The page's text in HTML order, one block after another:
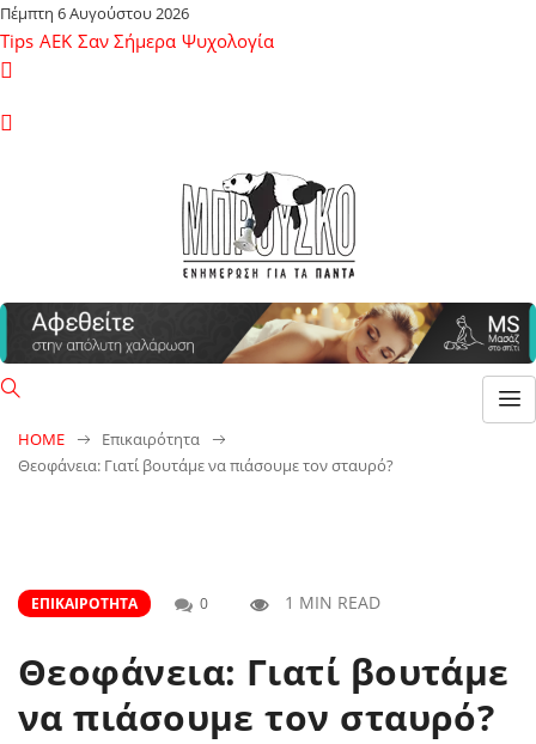
Πέμπτη 6 Αυγούστου 2026
Tips ΑΕΚ Σαν Σήμερα Ψυχολογία
HOME
Επικαιρότητα
Θεοφάνεια: Γιατί βουτάμε να πιάσουμε τον σταυρό?
ΕΠΙΚΑΙΡΌΤΗΤΑ 0 1 MIN READ
Θεοφάνεια: Γιατί βουτάμε
να πιάσουμε τον σταυρό?